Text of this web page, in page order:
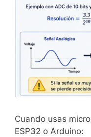
Cuando usas
ESP32 o Arduino: